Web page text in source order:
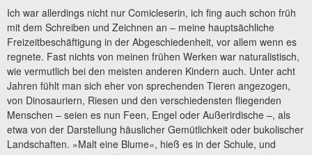
Ich war allerdings nicht nur Comicleserin, ich fing auch schon früh
mit dem Schreiben und Zeichnen an – meine hauptsächliche
Freizeitbeschäftigung in der Abgeschiedenheit, vor allem wenn es
regnete. Fast nichts von meinen frühen Werken war naturalistisch,
wie vermutlich bei den meisten anderen Kindern auch. Unter acht
Jahren fühlt man sich eher von sprechenden Tieren angezogen,
von Dinosauriern, Riesen und den verschiedensten fliegenden
Menschen – seien es nun Feen, Engel oder Außerirdische –, als
etwa von der Darstellung häuslicher Gemütlichkeit oder bukolischer
Landschaften. »Malt eine Blume«, hieß es in der Schule, und